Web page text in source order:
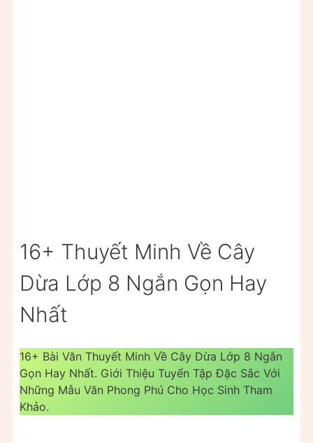
16+ Thuyết Minh Về Cây
Dừa Lớp 8 Ngắn Gọn Hay
Nhất
16+ Bài Văn Thuyết Minh Về Cây Dừa Lớp 8 Ngắn
Gọn Hay Nhất. Giới Thiệu Tuyển Tập Đặc Sắc Với
Những Mẫu Văn Phong Phú Cho Học Sinh Tham
Khảo.